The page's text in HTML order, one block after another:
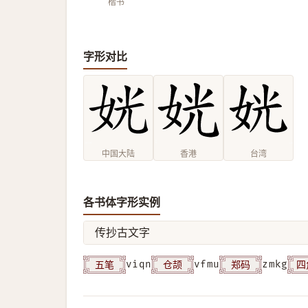
字形对比
中国大陆 香港 台湾
各书体字形实例
传抄古文字
五笔 viqn 仓颉 vfmu 郑码 zmkg